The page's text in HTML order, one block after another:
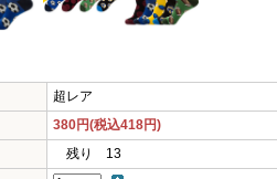
超レア
380円(税込418円)
残り 13